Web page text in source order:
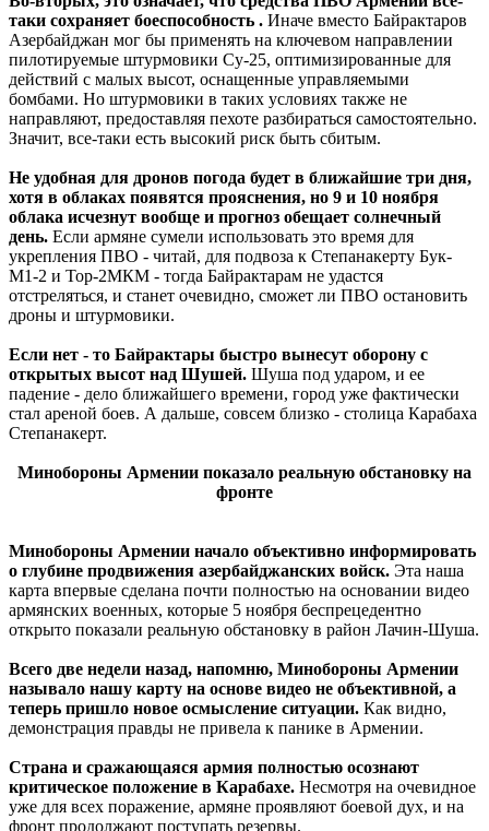
таки сохраняет боеспособность . Иначе вместо Байрактаров
Азербайджан мог бы применять на ключевом направлении
пилотируемые штурмовики Су-25, оптимизированные для
действий с малых высот, оснащенные управляемыми
бомбами. Но штурмовики в таких условиях также не
направляют, предоставляя пехоте разбираться самостоятельно.
Значит, все-таки есть высокий риск быть сбитым.
Не удобная для дронов погода будет в ближайшие три дня,
хотя в облаках появятся прояснения, но 9 и 10 ноября
облака исчезнут вообще и прогноз обещает солнечный
день. Если армяне сумели использовать это время для
укрепления ПВО - читай, для подвоза к Степанакерту Бук-
М1-2 и Тор-2МКМ - тогда Байрактарам не удастся
отстреляться, и станет очевидно, сможет ли ПВО остановить
дроны и штурмовики.
Если нет - то Байрактары быстро вынесут оборону с
открытых высот над Шушей. Шуша под ударом, и ее
падение - дело ближайшего времени, город уже фактически
стал ареной боев. А дальше, совсем близко - столица Карабаха
Степанакерт.
Минобороны Армении показало реальную обстановку на
фронте
Минобороны Армении начало объективно информировать
о глубине продвижения азербайджанских войск. Эта наша
карта впервые сделана почти полностью на основании видео
армянских военных, которые 5 ноября беспрецедентно
открыто показали реальную обстановку в район Лачин-Шуша.
Всего две недели назад, напомню, Минобороны Армении
называло нашу карту на основе видео не объективной, а
теперь пришло новое осмысление ситуации. Как видно,
демонстрация правды не привела к панике в Армении.
Страна и сражающаяся армия полностью осознают
критическое положение в Карабахе. Несмотря на очевидное
уже для всех поражение, армяне проявляют боевой дух, и на
фронт продолжают поступать резервы.